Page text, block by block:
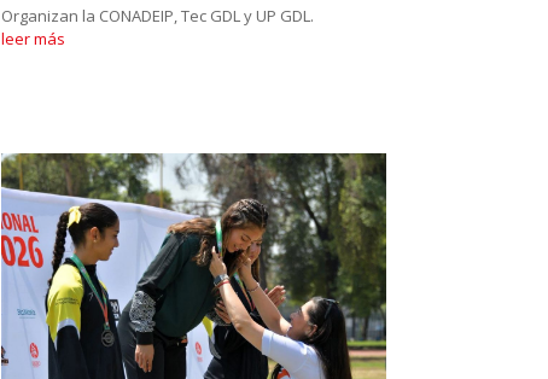
Organizan la CONADEIP, Tec GDL y UP GDL.
leer más